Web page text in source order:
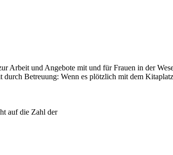
Arbeit und Angebote mit und für Frauen in der
Betreuung: Wenn es plötzlich mit dem
auf die Zahl der